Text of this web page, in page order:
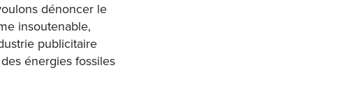
dénoncer le
insoutenable,
publicitaire
énergies fossiles